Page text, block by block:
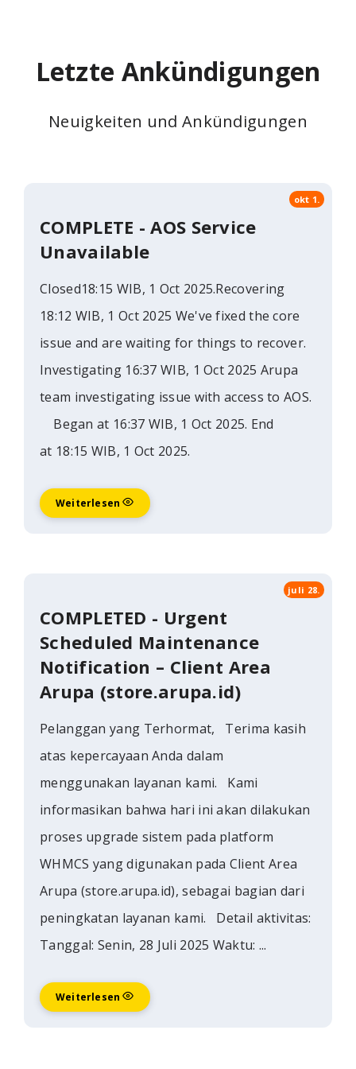
Letzte Ankündigungen
Neuigkeiten und Ankündigungen
COMPLETE - AOS Service
Unavailable
Closed18:15 WIB, 1 Oct 2025.Recovering
18:12 WIB, 1 Oct 2025 We've fixed the core
issue and are waiting for things to recover.
Investigating 16:37 WIB, 1 Oct 2025 Arupa
team investigating issue with access to AOS.
Began at 16:37 WIB, 1 Oct 2025. End
at 18:15 WIB, 1 Oct 2025.
okt 1.
Weiterlesen
COMPLETED - Urgent
Scheduled Maintenance
Notification – Client Area
Arupa (store.arupa.id)
Pelanggan yang Terhormat, Terima kasih
atas kepercayaan Anda dalam
menggunakan layanan kami. Kami
informasikan bahwa hari ini akan dilakukan
proses upgrade sistem pada platform
WHMCS yang digunakan pada Client Area
Arupa (store.arupa.id), sebagai bagian dari
peningkatan layanan kami. Detail aktivitas:
Tanggal: Senin, 28 Juli 2025 Waktu: ...
juli 28.
Weiterlesen